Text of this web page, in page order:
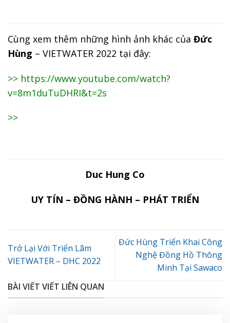
Cùng xem thêm những hình ảnh khác của Đức
Hùng – VIETWATER 2022 tại đây:
>> https://www.youtube.com/watch?
v=8m1duTuDHRI&t=2s
>>
Duc Hung Co
UY TÍN – ĐỒNG HÀNH – PHÁT TRIỂN
Trở Lại Với Triển Lãm
VIETWATER – DHC 2022
Đức Hùng Triển Khai Công
Nghệ Đồng Hồ Thông
Minh Tại Sawaco
BÀI VIẾT VIẾT LIÊN QUAN